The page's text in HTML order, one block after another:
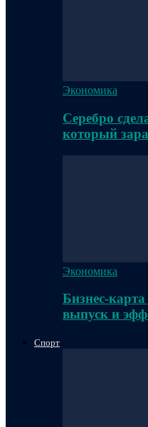
Экономика
Серебро
который
Экономика
Бизнес-
выпуск и
Спорт